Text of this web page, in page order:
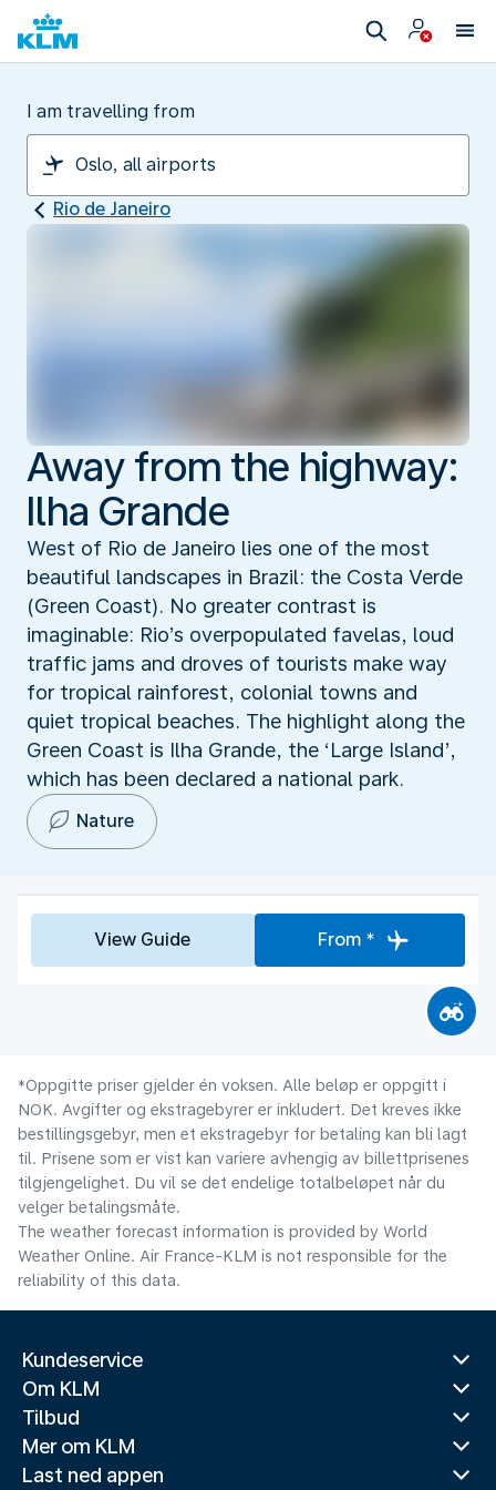
I am travelling from
Rio de Janeiro
Away from the highway:
Ilha Grande
West of Rio de Janeiro lies one of the most
beautiful landscapes in Brazil: the Costa Verde
(Green Coast). No greater contrast is
imaginable: Rio’s overpopulated favelas, loud
traffic jams and droves of tourists make way
for tropical rainforest, colonial towns and
quiet tropical beaches. The highlight along the
Green Coast is Ilha Grande, the ‘Large Island’,
which has been declared a national park.
Nature
View Guide From *
*Oppgitte priser gjelder én voksen. Alle beløp er oppgitt i
NOK. Avgifter og ekstragebyrer er inkludert. Det kreves ikke
bestillingsgebyr, men et ekstragebyr for betaling kan bli lagt
til. Prisene som er vist kan variere avhengig av billettprisenes
tilgjengelighet. Du vil se det endelige totalbeløpet når du
velger betalingsmåte.
The weather forecast information is provided by World
Weather Online. Air France-KLM is not responsible for the
reliability of this data.
Kundeservice
Om KLM
Tilbud
Mer om KLM
Last ned appen